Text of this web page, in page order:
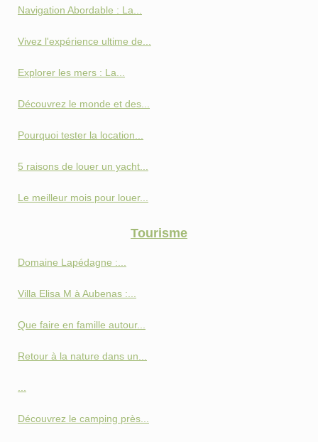
Navigation Abordable : La...
Vivez l'expérience ultime de...
Explorer les mers : La...
Découvrez le monde et des...
Pourquoi tester la location...
5 raisons de louer un yacht...
Le meilleur mois pour louer...
Tourisme
Domaine Lapédagne :...
Villa Elisa M à Aubenas :...
Que faire en famille autour...
Retour à la nature dans un...
Découvrez le camping près...